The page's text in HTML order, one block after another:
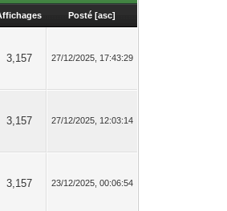
Posté [asc]
3,157 27/12/2025, 17:43:29
3,157 27/12/2025, 12:03:14
3,157 23/12/2025, 00:06:54